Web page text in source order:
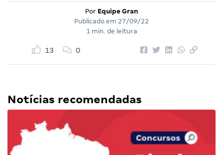
Por Equipe Gran
Publicado em 27/09/22
1 min. de leitura
13 0
Notícias recomendadas